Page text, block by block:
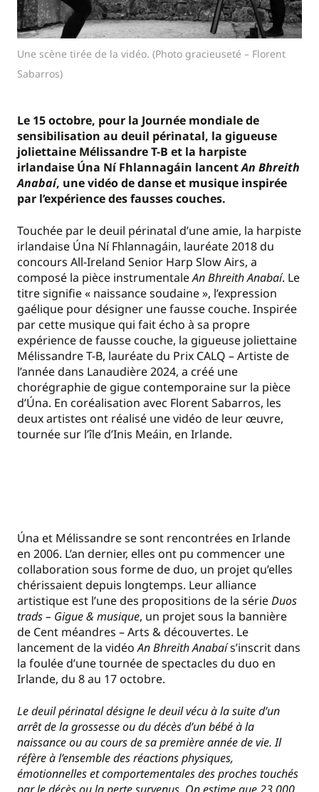
Une scène tirée de la vidéo. (Photo gracieuseté – Florent
Sabarros)
Le 15 octobre, pour la Journée mondiale de
sensibilisation au deuil périnatal, la gigueuse
joliettaine Mélissandre T-B et la harpiste
irlandaise Úna Ní Fhlannagáin lancentAn Bhreith
Anabaí, une vidéo de danse et musique inspirée
par l’expérience des fausses couches.
Touchée par le deuil périnatal d’une amie, la harpiste
irlandaise Úna Ní Fhlannagáin, lauréate 2018 du
concours All-Ireland Senior Harp Slow Airs, a
composé la pièce instrumentaleAn Bhreith Anabaí. Le
titre signifie « naissance soudaine », l’expression
gaélique pour désigner une fausse couche. Inspirée
par cette musique qui fait écho à sa propre
expérience de fausse couche, la gigueuse joliettaine
Mélissandre T-B, lauréate du Prix CALQ – Artiste de
l’année dans Lanaudière 2024, a créé une
chorégraphie de gigue contemporaine sur la pièce
d’Úna. En coréalisation avec Florent Sabarros, les
deux artistes ont réalisé une vidéo de leur œuvre,
tournée sur l’île d’Inis Meáin, en Irlande.
Úna et Mélissandre se sont rencontrées en Irlande
en 2006. L’an dernier, elles ont pu commencer une
collaboration sous forme de duo, un projet qu’elles
chérissaient depuis longtemps. Leur alliance
artistique est l’une des propositions de la sérieDuos
trads – Gigue & musique, un projet sous la bannière
de Cent méandres – Arts & découvertes. Le
lancement de la vidéoAn Bhreith Anabaís’inscrit dans
la foulée d’une tournée de spectacles du duo en
Irlande, du 8 au 17 octobre.
Le deuil périnatal désigne le deuil vécu à la suite d’un
arrêt de la grossesse ou du décès d’un bébé à la
naissance ou au cours de sa première année de vie. Il
réfère à l’ensemble des réactions physiques,
émotionnelles et comportementales des proches touchés
par le décès ou la perte survenus. On estime que 23 000